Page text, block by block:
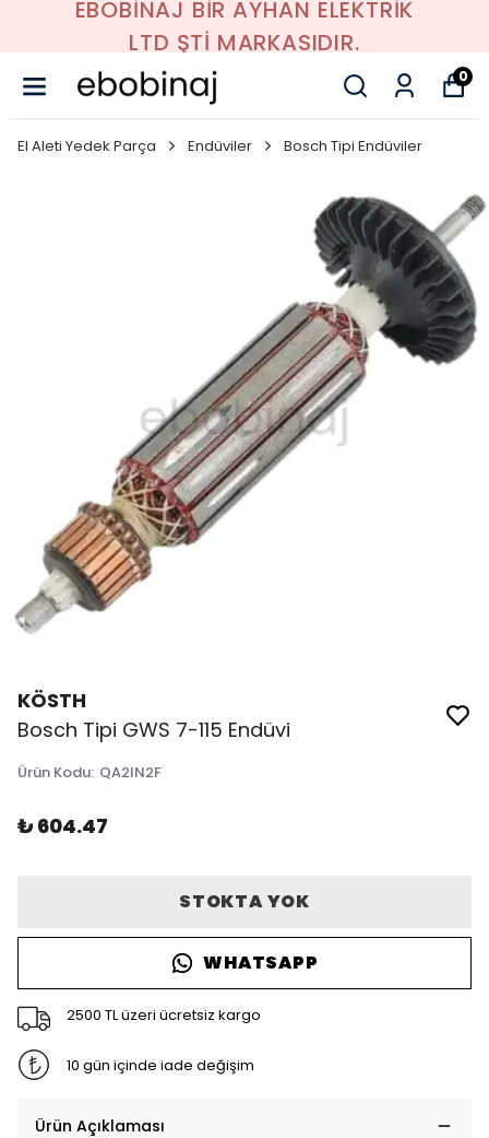
EBOBİNAJ BİR AYHAN ELEKTRİK
LTD ŞTİ MARKASIDIR.
0
El Aleti Yedek Parça Endüviler Bosch Tipi Endüviler
KÖSTH
Bosch Tipi GWS 7-115 Endüvi
Ürün Kodu: QA2IN2F
₺ 604.47
STOKTA YOK
WHATSAPP
2500 TL üzeri ücretsiz kargo
10 gün içinde iade değişim
Ürün Açıklaması